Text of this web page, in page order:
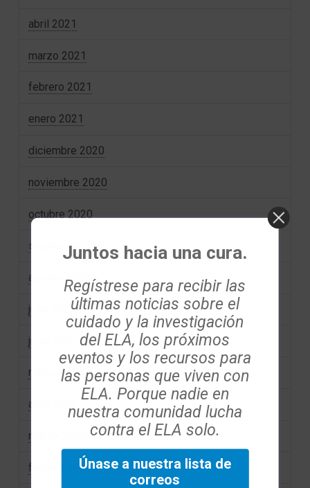
abril 2021
marzo 2021
febrero 2021
enero 2021
diciembre 2020
noviembre 2020
octubre 2020
septiembre 2020
agosto 2020
julio 2020
junio 2020
mayo 2020
abril 2020
marzo 2020
febrero 2020
Juntos hacia una cura.
Regístrese para recibir las
últimas noticias sobre el
cuidado y la investigación
del ELA, los próximos
eventos y los recursos para
las personas que viven con
ELA. Porque nadie en
nuestra comunidad lucha
contra el ELA solo.
Únase a nuestra lista de
correos